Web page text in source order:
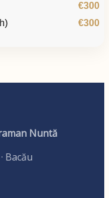
€300
€300
Nuntă
Bacău